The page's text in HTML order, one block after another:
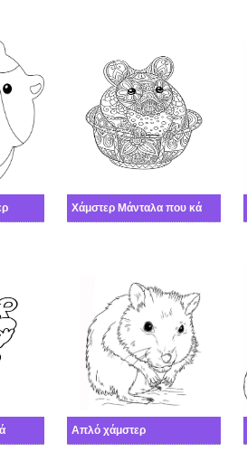
Χάμστερ Μάνταλα που κάθεται στο Κύπελλο
Απλό χάμστερ